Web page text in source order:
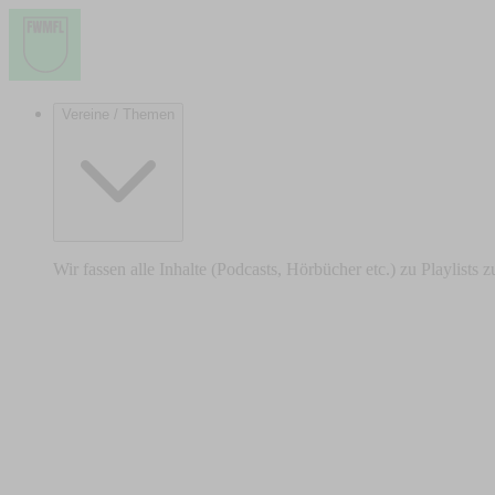
Vereine / Themen
Wir fassen alle Inhalte (Podcasts, Hörbücher etc.) zu Playlists